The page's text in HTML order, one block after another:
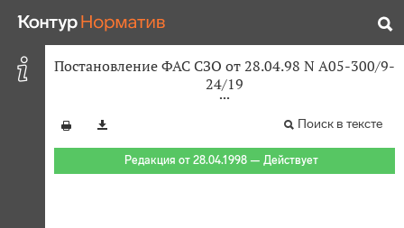
Постановление ФАС СЗО от 28.04.98 N А05-300/9-
24/19
Поиск в тексте
Редакция от 28.04.1998 — Действует